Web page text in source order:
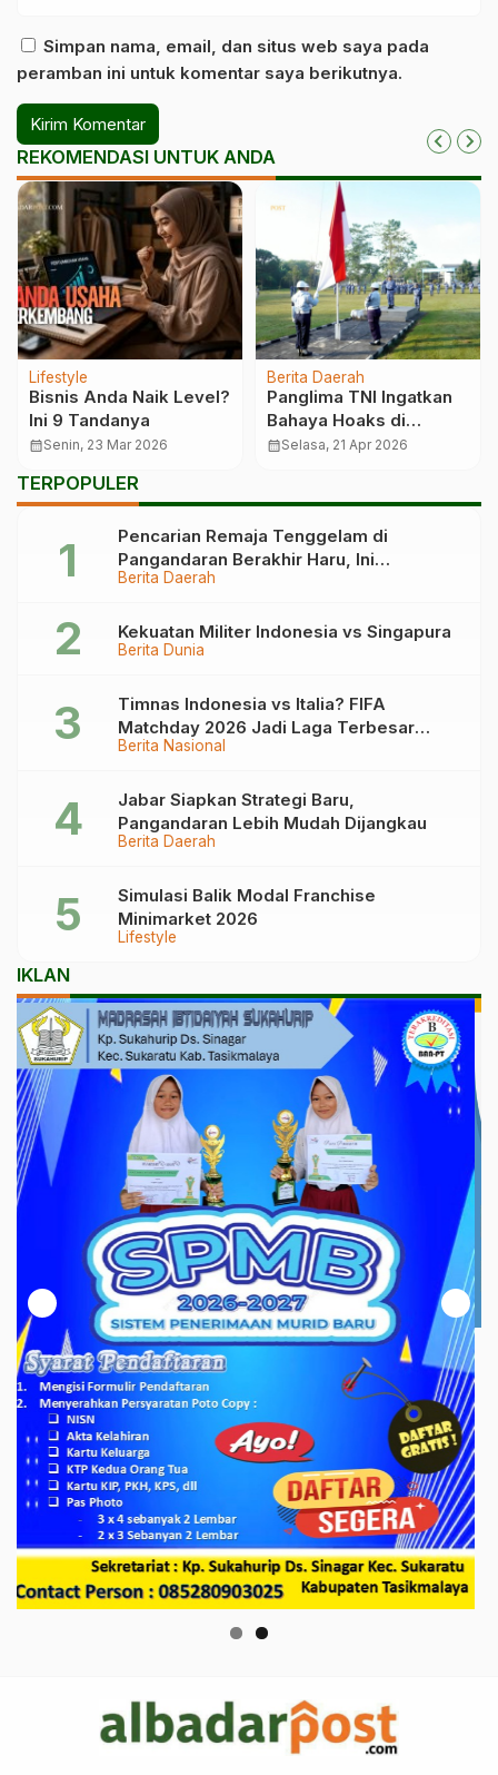
Simpan nama, email, dan situs web saya pada
peramban ini untuk komentar saya berikutnya.
REKOMENDASI UNTUK ANDA
Lifestyle
Bisnis Anda Naik Level?
Ini 9 Tandanya
calendar_monthSenin, 23 Mar 2026
Berita Daerah
Panglima TNI Ingatkan
Bahaya Hoaks di
Upacara Lanud
calendar_monthSelasa, 21 Apr 2026
TERPOPULER
Berita Daerah
Pencarian Remaja Tenggelam di
Pangandaran Berakhir Haru, Ini
Kronologinya
Berita Dunia
Kekuatan Militer Indonesia vs Singapura
Berita Nasional
Timnas Indonesia vs Italia? FIFA
Matchday 2026 Jadi Laga Terbesar
Garuda!
Berita Daerah
Jabar Siapkan Strategi Baru,
Pangandaran Lebih Mudah Dijangkau
Lifestyle
Simulasi Balik Modal Franchise
Minimarket 2026
IKLAN